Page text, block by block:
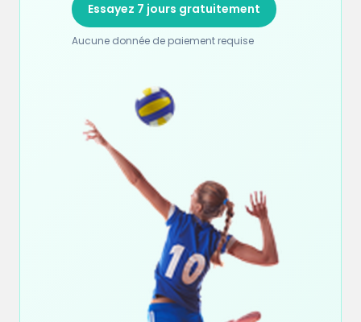
Essayez 7 jours gratuitement
Aucune donnée de paiement requise